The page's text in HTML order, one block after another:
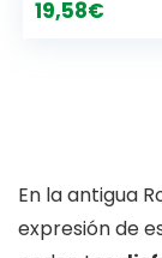
19,58€
En la antigua
expresión de